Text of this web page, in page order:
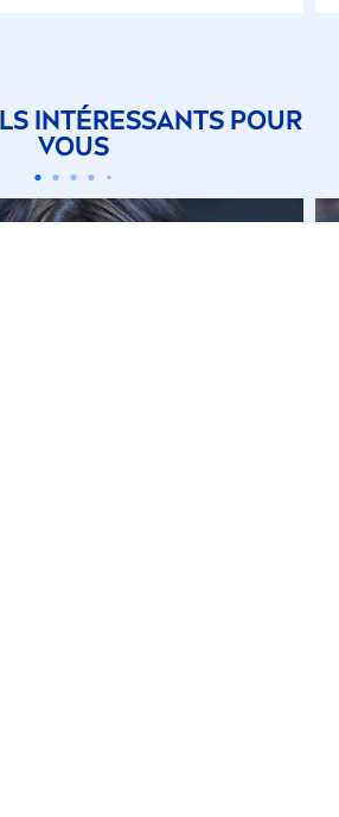
INTÉRESSANTS POUR
VOUS